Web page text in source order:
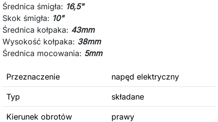
Średnica śmigła: 16,5"
Skok śmigła: 10"
Średnica kołpaka: 43mm
Wysokość kołpaka: 38mm
Średnica mocowania: 5mm
Przeznaczenie napęd elektryczny
Typ składane
Kierunek obrotów prawy